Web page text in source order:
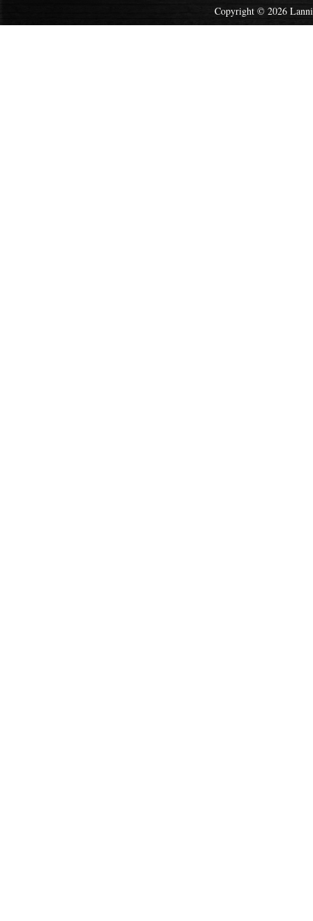
Copyright © 2026